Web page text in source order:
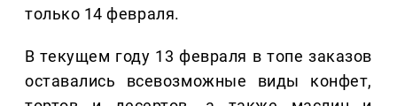
только 14 февраля.
В текущем году 13 февраля в топе заказов
оставались всевозможные виды конфет,